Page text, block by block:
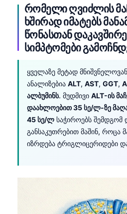
რომელი ღვიძლის
ხშირად იმატებს
წონასთან
სიმპტომები
ყველაზე მეტად
ანალიზებია ALT, AST, GGT,
ალბუმინს. მუდმივი ALT-ის
დაახლოებით 35 სე/ლ-ზე
45 სე/ლ საჭიროებს შემდგომ
განსაკუთრებით მაშინ, როცა
იზრდება ტრიგლიცერიდები
Shqip
বাংলা
اردو
मराठी
తెలుగు
தமிழ்
ગુજરાતી
ಕನ್ನಡ
മലയാളം